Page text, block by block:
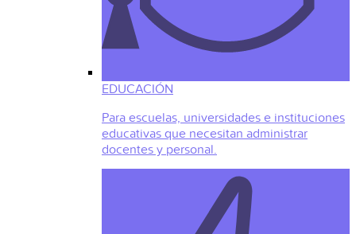
EDUCACIÓN
Para escuelas, universidades e instituciones
educativas que necesitan administrar
docentes y personal.